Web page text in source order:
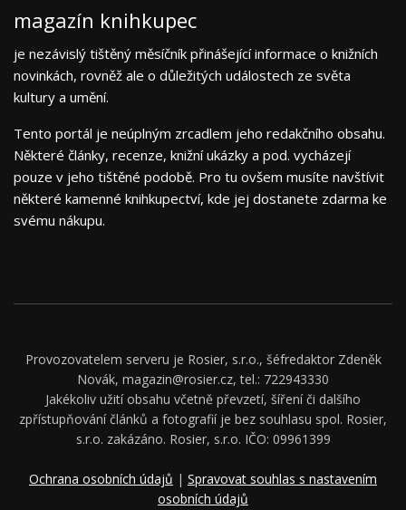
magazín knihkupec
je nezávislý tištěný měsíčník přinášející informace o knižních
novinkách, rovněž ale o důležitých událostech ze světa
kultury a umění.
Tento portál je neúplným zrcadlem jeho redakčního obsahu.
Některé články, recenze, knižní ukázky a pod. vycházejí
pouze v jeho tištěné podobě. Pro tu ovšem musíte navštívit
některé kamenné knihkupectví, kde jej dostanete zdarma ke
svému nákupu.
Provozovatelem serveru je Rosier, s.r.o., šéfredaktor Zdeněk
Novák, magazin@rosier.cz, tel.: 722943330
Jakékoliv užití obsahu včetně převzetí, šíření či dalšího
zpřístupňování článků a fotografií je bez souhlasu spol. Rosier,
s.r.o. zakázáno. Rosier, s.r.o. IČO: 09961399
Ochrana osobních údajů | Spravovat souhlas s nastavením
osobních údajů